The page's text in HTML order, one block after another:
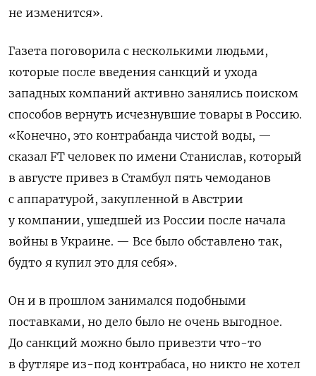
не изменится».
Газета поговорила с несколькими людьми,
которые после введения санкций и ухода
западных компаний активно занялись поиском
способов вернуть исчезнувшие товары в Россию.
«Конечно, это контрабанда чистой воды, —
сказал FT человек по имени Станислав, который
в августе привез в Стамбул пять чемоданов
с аппаратурой, закупленной в Австрии
у компании, ушедшей из России после начала
войны в Украине. — Все было обставлено так,
будто я купил это для себя».
Он и в прошлом занимался подобными
поставками, но дело было не очень выгодное.
До санкций можно было привезти что-то
в футляре из-под контрабаса, но никто не хотел